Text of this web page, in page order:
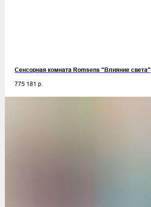
Сенсорная комната Romsens "Влияние света"
775 181 р.